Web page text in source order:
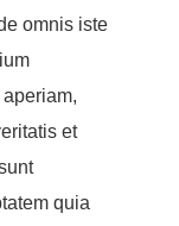
omnis iste
et
quia